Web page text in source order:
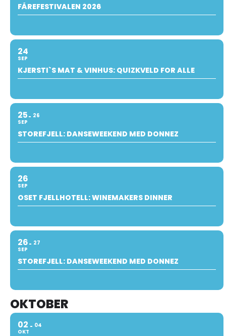
FÅREFESTIVALEN 2026
24
SEP
KJERSTI`S MAT & VINHUS: QUIZKVELD FOR ALLE
25
SEP
26
STOREFJELL: DANSEWEEKEND MED DONNEZ
26
SEP
OSET FJELLHOTELL: WINEMAKERS DINNER
26
SEP
27
STOREFJELL: DANSEWEEKEND MED DONNEZ
OKTOBER
02
OKT
04